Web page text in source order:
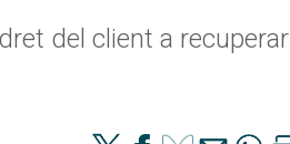
del client a recuperar